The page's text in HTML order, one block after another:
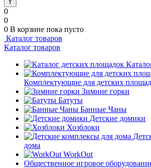
0
0
0 В корзине пока пусто
Каталог товаров
Каталог товаров
Комплектующие для детских
Зимние горки
Батуты
Банные Чаны
Детские домики
Хозблоки
дома
WorkOut
Общественное игровое